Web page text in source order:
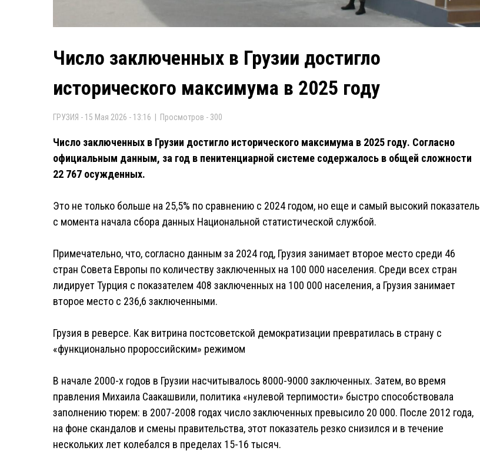
Число заключенных в Грузии достигло
исторического максимума в 2025 году
ГРУЗИЯ - 15 Мая 2026 - 13:16 | Просмотров - 300
Число заключенных в Грузии достигло исторического максимума в 2025 году. Согласно
официальным данным, за год в пенитенциарной системе содержалось в общей сложности
22 767 осужденных.
Это не только больше на 25,5% по сравнению с 2024 годом, но еще и самый высокий показатель
с момента начала сбора данных Национальной статистической службой.
Примечательно, что, согласно данным за 2024 год, Грузия занимает второе место среди 46
стран Совета Европы по количеству заключенных на 100 000 населения. Среди всех стран
лидирует Турция с показателем 408 заключенных на 100 000 населения, а Грузия занимает
второе место с 236,6 заключенными.
Грузия в реверсе. Как витрина постсоветской демократизации превратилась в страну с
«функционально пророссийским» режимом
В начале 2000-х годов в Грузии насчитывалось 8000-9000 заключенных. Затем, во время
правления Михаила Саакашвили, политика «нулевой терпимости» быстро способствовала
заполнению тюрем: в 2007-2008 годах число заключенных превысило 20 000. После 2012 года,
на фоне скандалов и смены правительства, этот показатель резко снизился и в течение
нескольких лет колебался в пределах 15-16 тысяч.